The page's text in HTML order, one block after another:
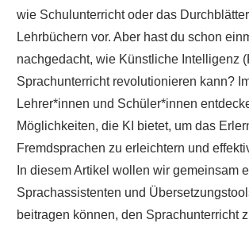
wie Schulunterricht oder das
Lehrbüchern vor. Aber hast du schon
nachgedacht, wie Künstliche Intelligenz
Sprachunterricht revolutionieren kann?
Lehrer*innen und Schüler*innen
Möglichkeiten, die KI bietet, um das
Fremdsprachen zu erleichtern und
In diesem Artikel wollen wir gemeinsam
Sprachassistenten und
beitragen können, den Sprachunterricht